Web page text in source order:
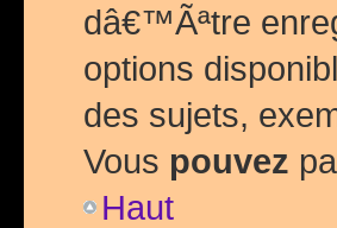
dâ€™Ãªtre
options
des sujets,
Vous pouvez
Haut